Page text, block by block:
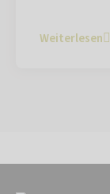
Weiterlesen